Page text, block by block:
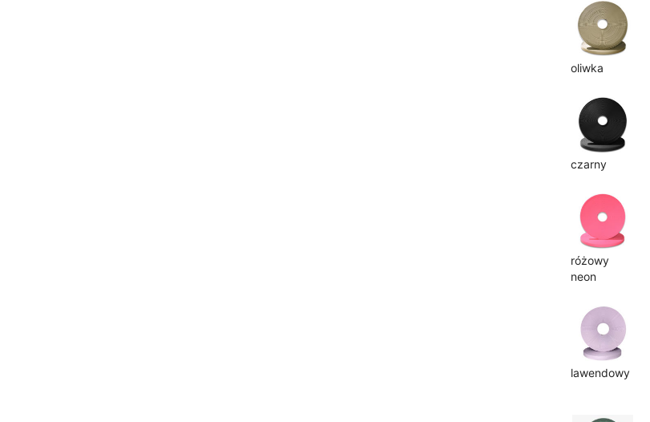
oliwka
czarny
różowy
neon
lawendowy